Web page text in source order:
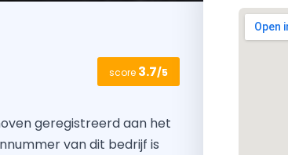
score 3.7/5
geregistreerd aan het
van dit bedrijf is